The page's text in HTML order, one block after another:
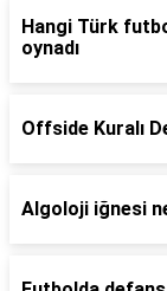
Hangi Türk
oynadı
Offside Kuralı
Algoloji iğnesi